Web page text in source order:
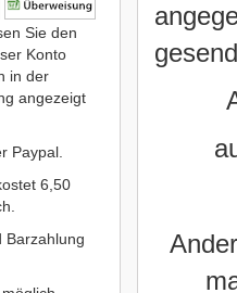
Sie den
Konto
in der
angezeigt
Paypal.
6,50
Barzahlung